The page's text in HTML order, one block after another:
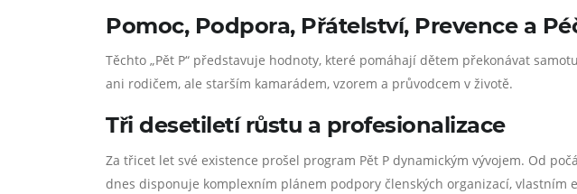
Pomoc, Podpora, Přátelství, Prevence a
Těchto „Pět P“ představuje hodnoty, které pomáhají dětem překonávat
ani rodičem, ale starším kamarádem, vzorem a průvodcem v životě.
Tři desetiletí růstu a profesionalizace
Za třicet let své existence prošel program Pět P dynamickým vývojem. Od
dnes disponuje komplexním plánem podpory členských organizací,